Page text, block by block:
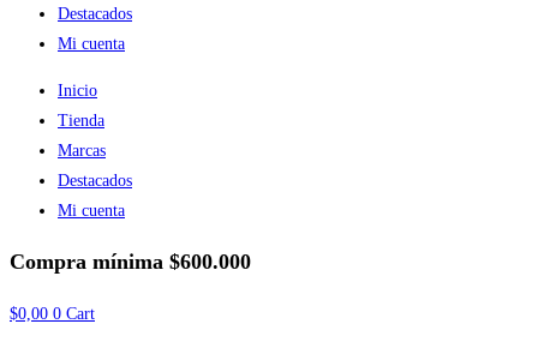
Destacados
Mi cuenta
Inicio
Tienda
Marcas
Destacados
Mi cuenta
Compra mínima $600.000
$0,00 0 Cart